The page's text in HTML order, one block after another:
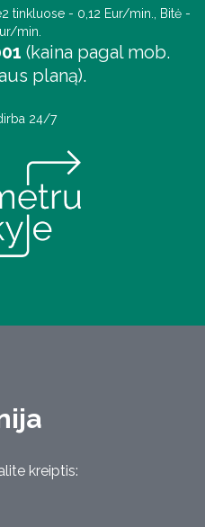
tinkluose - 0,12 Eur/min., Bitė -
min.
(kaina pagal mob.
planą).
24/7
kreiptis: